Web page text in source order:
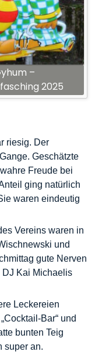
–
2025
riesig. Der
Geschätzte
Freude bei
ging natürlich
waren eindeutig
Vereins waren in
und
gute Nerven
DJ Kai Michaelis
Leckereien
Bar“ und
bunten Teig
super an.